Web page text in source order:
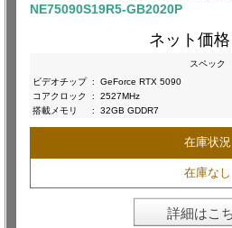
NE75090S19R5-GB2020P
ネット価格
スペック
ビデオチップ :
GeForce RTX 5090
コアクロック
:
2527MHz
搭載メモリ
: 32GB GDDR7
在庫状況
在庫なし
詳細はこ